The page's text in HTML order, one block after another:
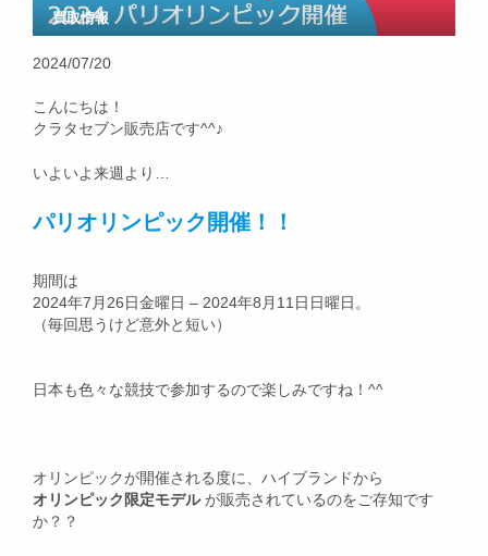
買取情報
2024/07/20
こんにちは！
クラタセブン販売店です^^♪
いよいよ来週より…
パリオリンピック開催！！
期間は
2024年7月26日金曜日 – 2024年8月11日日曜日。
（毎回思うけど意外と短い）
日本も色々な競技で参加するので楽しみですね！^^
オリンピックが開催される度に、ハイブランドから
オリンピック限定モデルが販売されているのをご存知です
か？？